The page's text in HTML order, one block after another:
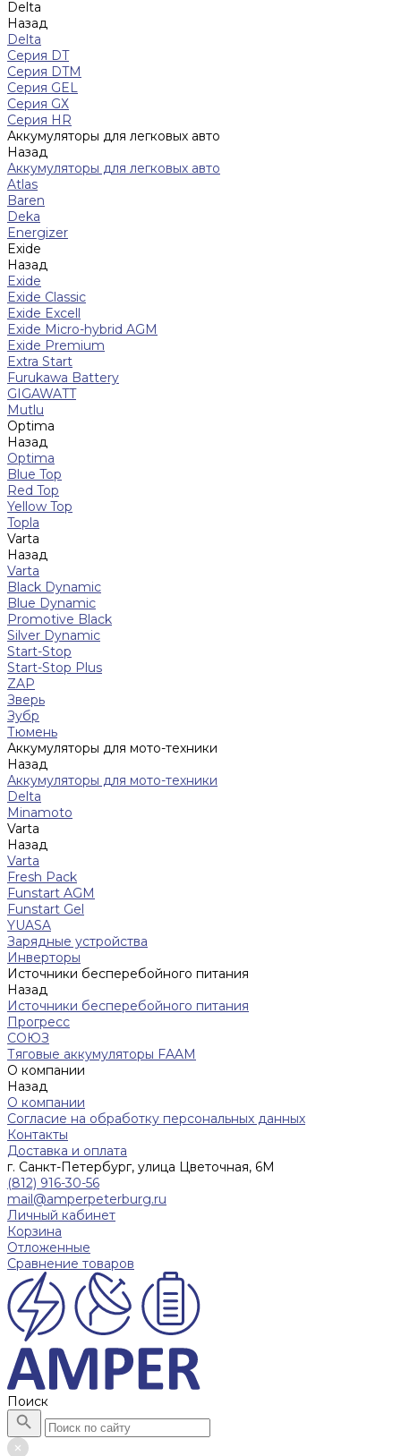
Delta
Назад
Delta
Серия DT
Серия DTM
Серия GEL
Серия GХ
Серия HR
Аккумуляторы для легковых авто
Назад
Аккумуляторы для легковых авто
Atlas
Baren
Deka
Energizer
Exide
Назад
Exide
Exide Classic
Exide Excell
Exide Micro-hybrid AGM
Exide Premium
Extra Start
Furukawa Battery
GIGAWATT
Mutlu
Optima
Назад
Optima
Blue Top
Red Top
Yellow Top
Topla
Varta
Назад
Varta
Black Dynamic
Blue Dynamic
Promotive Black
Silver Dynamic
Start-Stop
Start-Stop Plus
ZAP
Зверь
Зубр
Тюмень
Аккумуляторы для мото-техники
Назад
Аккумуляторы для мото-техники
Delta
Minamoto
Varta
Назад
Varta
Fresh Pack
Funstart AGM
Funstart Gel
YUASA
Зарядные устройства
Инверторы
Источники бесперебойного питания
Назад
Источники бесперебойного питания
Прогресс
СОЮЗ
Тяговые аккумуляторы FAAM
О компании
Назад
О компании
Согласие на обработку персональных данных
Контакты
Доставка и оплата
г. Санкт-Петербург, улица Цветочная, 6М
(812) 916-30-56
mail@amperpeterburg.ru
Личный кабинет
Корзина
Отложенные
Сравнение товаров
Поиск